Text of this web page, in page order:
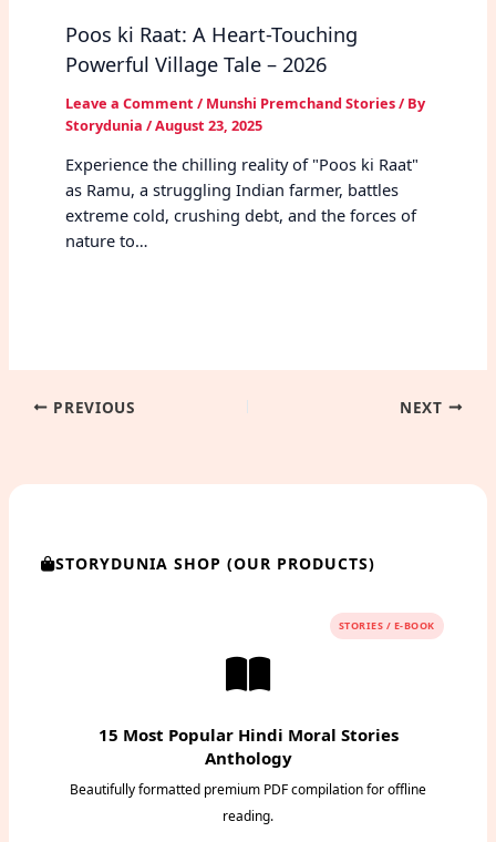
Poos ki Raat: A Heart-Touching
Powerful Village Tale – 2026
Leave a Comment / Munshi Premchand Stories/ By
Storydunia /August 23, 2025
Experience the chilling reality of "Poos ki Raat"
as Ramu, a struggling Indian farmer, battles
extreme cold, crushing debt, and the forces of
nature to…
PREVIOUS NEXT
STORYDUNIA SHOP (OUR PRODUCTS)
STORIES / E-BOOK
15 Most Popular Hindi Moral Stories
Anthology
Beautifully formatted premium PDF compilation for offline
reading.